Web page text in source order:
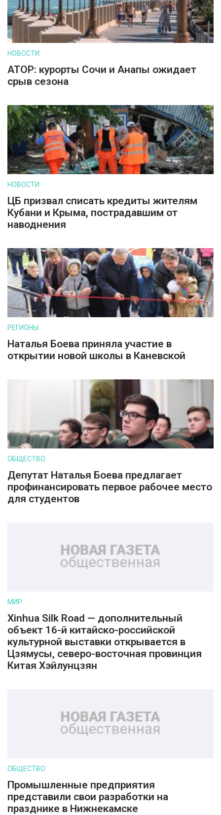
НОВОСТИ
АТОР: курорты Сочи и Анапы ожидает
срыв сезона
НОВОСТИ
ЦБ призвал списать кредиты жителям
Кубани и Крыма, пострадавшим от
наводнения
РЕГИОНЫ
Наталья Боева приняла участие в
открытии новой школы в Каневской
ОБЩЕСТВО
Депутат Наталья Боева предлагает
профинансировать первое рабочее место
для студентов
МИР
Xinhua Silk Road — дополнительный
объект 16-й китайско-российской
культурной выставки открывается в
Цзямусы, северо-восточная провинция
Китая Хэйлунцзян
ОБЩЕСТВО
Промышленные предприятия
представили свои разработки на
празднике в Нижнекамске